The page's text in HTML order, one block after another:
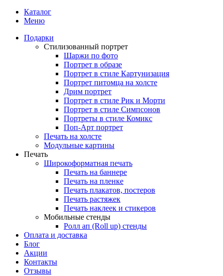
Каталог
Меню
Подарки
Стилизованный портрет
Шаржи по фото
Портрет в образе
Портрет в стиле Картунизация
Портрет питомца на холсте
Дрим портрет
Портрет в стиле Рик и Морти
Портрет в стиле Симпсонов
Портреты в стиле Комикс
Поп-Арт портрет
Печать на холсте
Модульные картины
Печать
Широкоформатная печать
Печать на баннере
Печать на пленке
Печать плакатов, постеров
Печать растяжек
Печать наклеек и стикеров
Мобильные стенды
Ролл ап (Roll up) стенды
Оплата и доставка
Блог
Акции
Контакты
Отзывы